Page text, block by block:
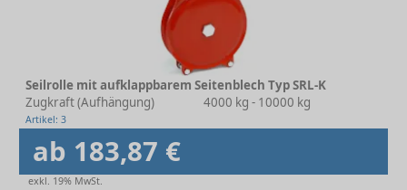
Seilrolle mit aufklappbarem Seitenblech Typ SRL-K
Zugkraft (Aufhängung)
4000 kg - 10000 kg
Artikel: 3
ab 183,87 €
exkl. 19% MwSt.